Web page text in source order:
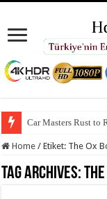
Car Masters Rust to
Home / Etiket: The Ox
Tag Archives: